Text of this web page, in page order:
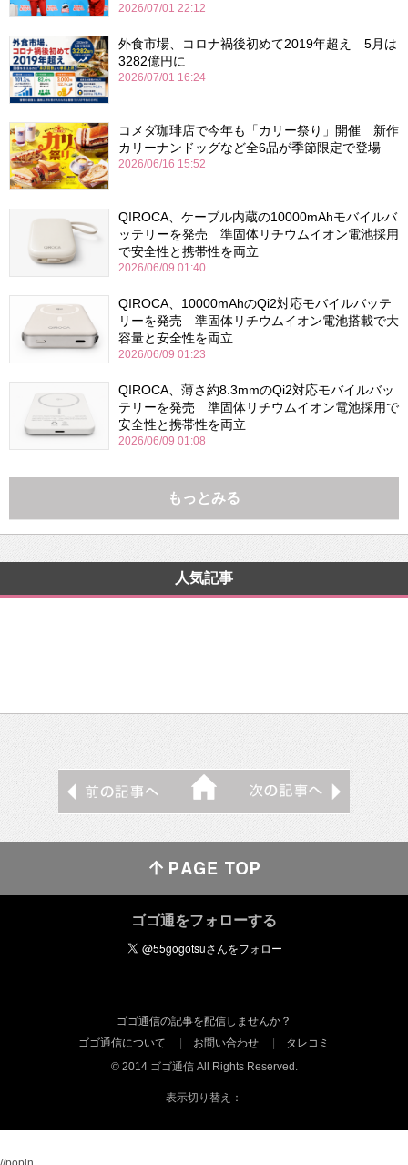
2026/07/01 22:12
外食市場、コロナ禍後初めて2019年超え 5月は
3282億円に
2026/07/01 16:24
コメダ珈琲店で今年も「カリー祭り」開催 新作
カリーナンドッグなど全6品が季節限定で登場
2026/06/16 15:52
QIROCA、ケーブル内蔵の10000mAhモバイルバ
ッテリーを発売 準固体リチウムイオン電池採用
で安全性と携帯性を両立
2026/06/09 01:40
QIROCA、10000mAhのQi2対応モバイルバッテ
リーを発売 準固体リチウムイオン電池搭載で大
容量と安全性を両立
2026/06/09 01:23
QIROCA、薄さ約8.3mmのQi2対応モバイルバッ
テリーを発売 準固体リチウムイオン電池採用で
安全性と携帯性を両立
2026/06/09 01:08
もっとみる
人気記事
ゴゴ通をフォローする
ゴゴ通信の記事を配信しませんか？
ゴゴ通信について
お問い合わせ
タレコミ
© 2014 ゴゴ通信 All Rights Reserved.
表示切り替え：